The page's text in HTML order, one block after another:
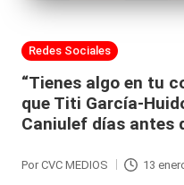
s
y
F
ar
á
n
Brava,
Gran
Hermano
-
Publicada
Redes Sociales
“Tienes algo en tu
que Titi García-
Caniulef días antes
Publicado
Por CVC MEDIOS 13